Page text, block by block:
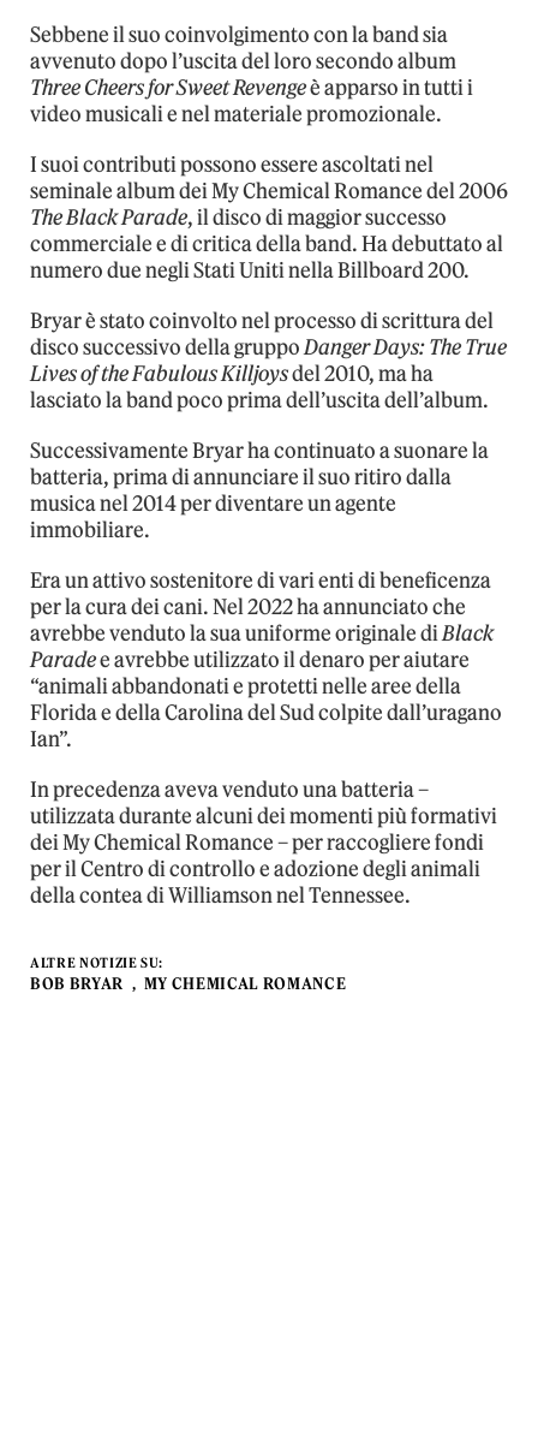
Sebbene il suo coinvolgimento con la band sia
avvenuto dopo l’uscita del loro secondo album
Three Cheers for Sweet Revengeè apparso in tutti i
video musicali e nel materiale promozionale.
I suoi contributi possono essere ascoltati nel
seminale album dei My Chemical Romance del 2006
The Black Parade, il disco di maggior successo
commerciale e di critica della band. Ha debuttato al
numero due negli Stati Uniti nella Billboard 200.
Bryar è stato coinvolto nel processo di scrittura del
disco successivo della gruppoDanger Days: The True
Lives of the Fabulous Killjoysdel 2010, ma ha
lasciato la band poco prima dell’uscita dell’album.
Successivamente Bryar ha continuato a suonare la
batteria, prima di annunciare il suo ritiro dalla
musica nel 2014 per diventare un agente
immobiliare.
Era un attivo sostenitore di vari enti di beneficenza
per la cura dei cani. Nel 2022 ha annunciato che
avrebbe venduto la sua uniforme originale diBlack
Paradee avrebbe utilizzato il denaro per aiutare
“animali abbandonati e protetti nelle aree della
Florida e della Carolina del Sud colpite dall’uragano
Ian”.
In precedenza aveva venduto una batteria –
utilizzata durante alcuni dei momenti più formativi
dei My Chemical Romance – per raccogliere fondi
per il Centro di controllo e adozione degli animali
della contea di Williamson nel Tennessee.
ALTRE NOTIZIE SU:
BOB BRYAR MY CHEMICAL ROMANCE